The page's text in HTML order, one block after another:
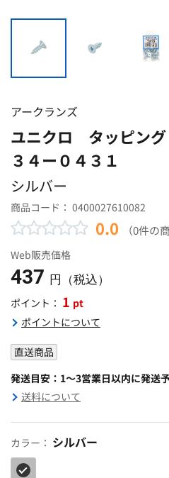
アークランズ
ユニクロ タッピ
３４ー０４３１
シルバー
商品コード： 0400027610082
0.0 （0件の
Web販売価格
437 円（税込）
ポイント： 1 pt
ポイントについて
直送商品
発送目安：1～3営業日以内に発送
送料について
カラー： シルバー